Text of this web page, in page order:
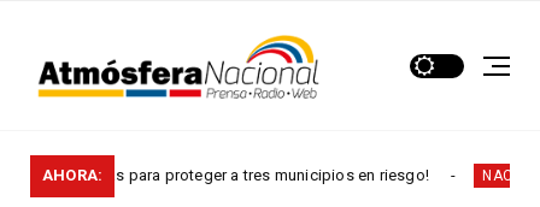
AHORA:
obras para proteger a tres municipios en riesgo! NACIONALES